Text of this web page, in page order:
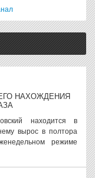
НАХОЖДЕНИЯ
находится в
вырос в полтора
режиме